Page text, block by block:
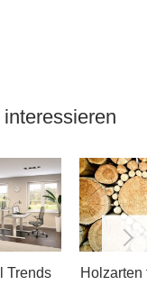
Trends
Holzarten